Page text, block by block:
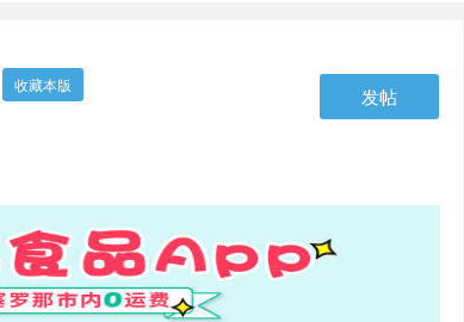
收藏本版 发帖